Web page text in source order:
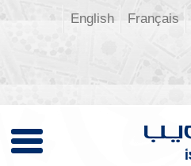
Français
English